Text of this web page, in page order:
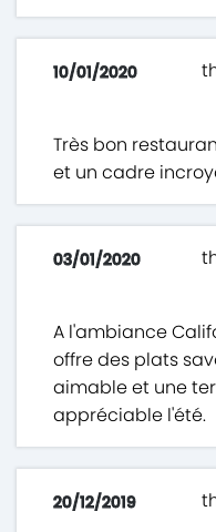
10/01/2020
Très bon
et un cadre
03/01/2020
A l'ambiance
offre des plats
aimable et une
appréciable l'été.
20/12/2019